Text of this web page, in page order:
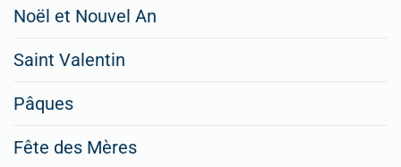
Noël et Nouvel An
Saint Valentin
Pâques
Fête des Mères